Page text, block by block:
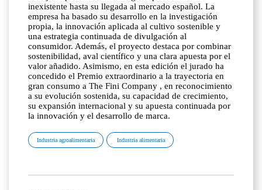
inexistente hasta su llegada al mercado español. La
empresa ha basado su desarrollo en la investigación
propia, la innovación aplicada al cultivo sostenible y
una estrategia continuada de divulgación al
consumidor. Además, el proyecto destaca por combinar
sostenibilidad, aval científico y una clara apuesta por el
valor añadido. Asimismo, en esta edición el jurado ha
concedido el Premio extraordinario a la trayectoria en
gran consumo a The Fini Company , en reconocimiento
a su evolución sostenida, su capacidad de crecimiento,
su expansión internacional y su apuesta continuada por
la innovación y el desarrollo de marca.
Industria agroalimentaria Industria alimentaria